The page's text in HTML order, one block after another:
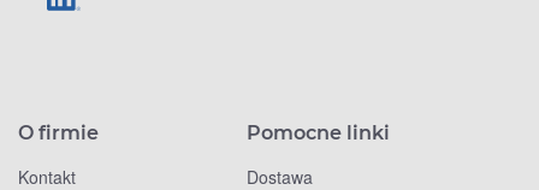
O firmie
Kontakt
Pomocne linki
Dostawa